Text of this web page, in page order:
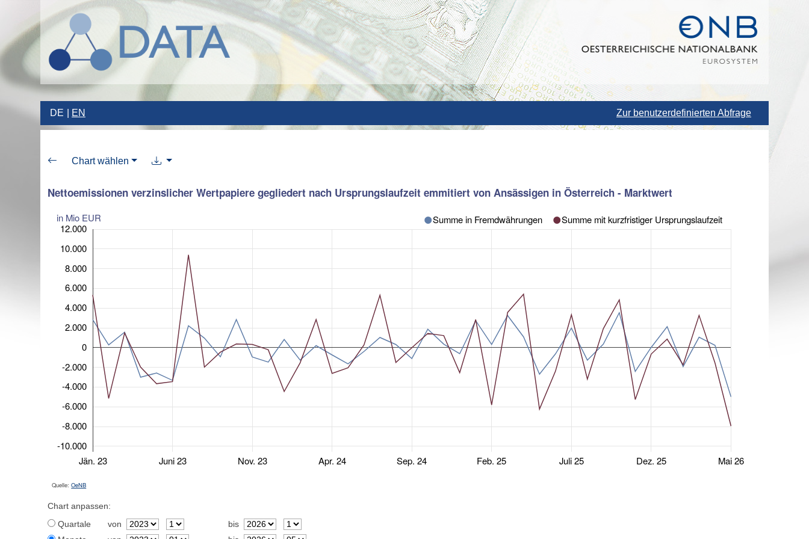
DE EN Zur benutzerdefinierten Abfrage
Chart wählen
Nettoemissionen verzinslicher Wertpapiere gegliedert nach Ursprungslaufzeit emmitiert von Ansässigen in Österreich - Marktwert
in Mio EUR
Jän. 23 Juni 23 Nov. 23 Apr. 24 Sep. 24 Feb. 25 Juli 25 Dez. 25 Mai 26
-10.000
-8.000
-6.000
-4.000
-2.000
0
2.000
4.000
6.000
8.000
10.000
12.000
Summe in Fremdwährungen Summe mit kurzfristiger Ursprungslaufzeit
Quelle:OeNB
Chart anpassen:
Quartale
von
bis